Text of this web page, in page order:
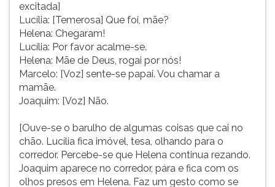
excitada]
Lucília: [Temerosa] Que foi, mãe?
Helena: Chegaram!
Lucília: Por favor acalme-se.
Helena: Mãe de Deus, rogai por nós!
Marcelo: [Voz] sente-se papai. Vou chamar a
mamãe.
Joaquim: [Voz] Não.
[Ouve-se o barulho de algumas coisas que cai no
chão. Lucília fica imóvel, tesa, olhando para o
corredor. Percebe-se que Helena continua rezando.
Joaquim aparece no corredor, pára e fica com os
olhos presos em Helena. Faz um gesto como se